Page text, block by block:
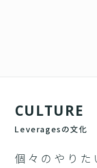
CULTURE
Leveragesの文化
個々のやりた